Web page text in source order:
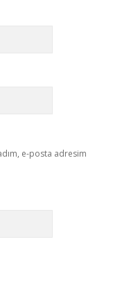
e-posta adresim